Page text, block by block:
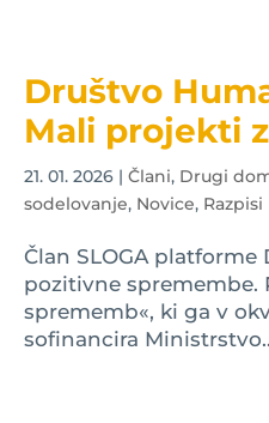
Društvo
Mali projekti
21. 01. 2026 |Člani, Drugi
sodelovanje, Novice, Razpisi
Član SLOGA platforme
pozitivne spremembe.
sprememb«, ki ga v
sofinancira